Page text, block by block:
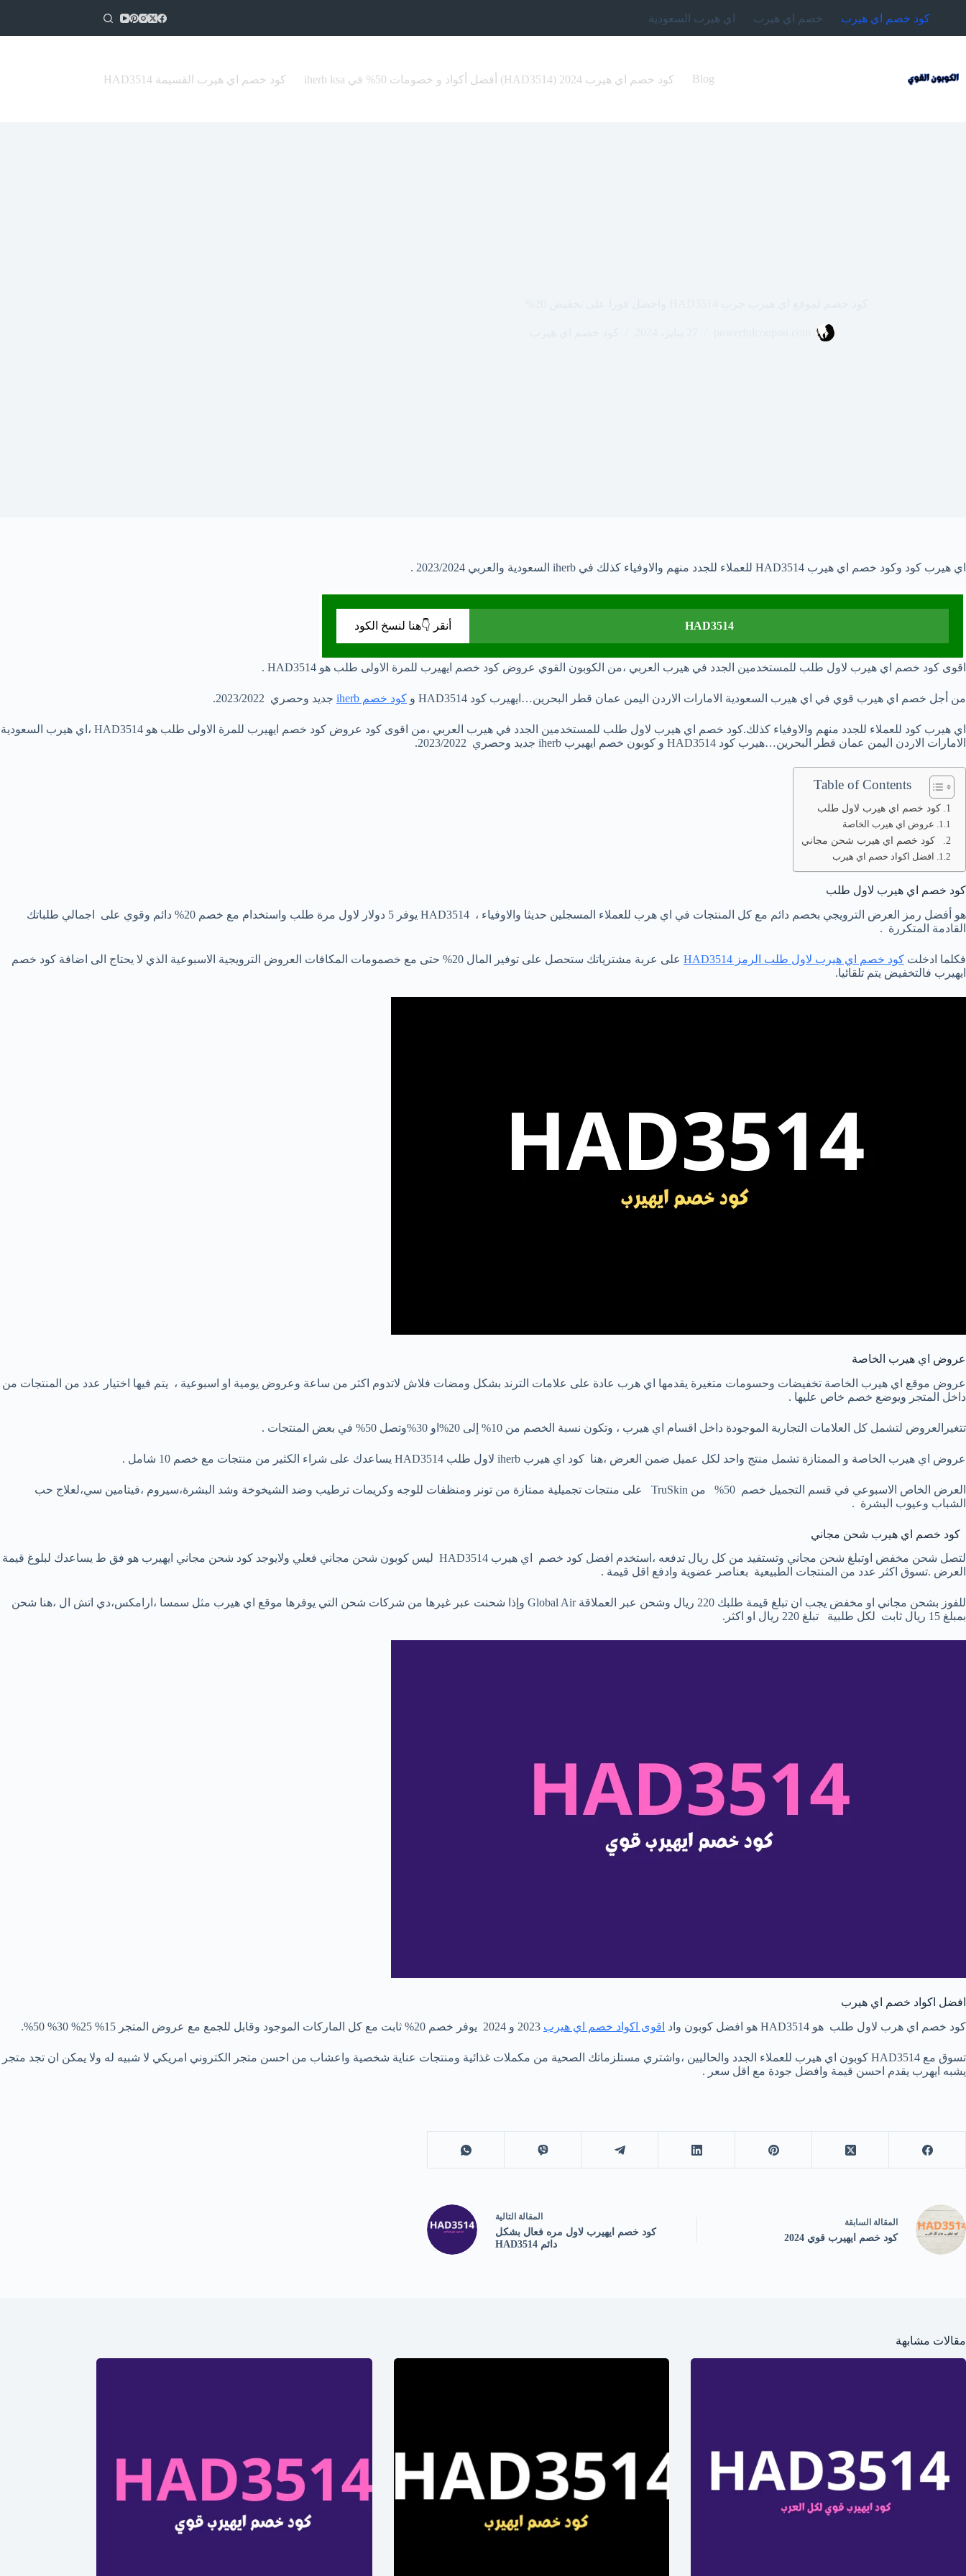
المحتوى
كود خصم اي هيرب خصم اي هيرب اي هيرب السعودية
Blog كود خصم اي هيرب 2024 (HAD3514) أفضل أكواد و خصومات 50% في iherb ksa كود خصم اي هيرب القسيمة HAD3514
اي هيرب كود وكود خصم اي هيرب HAD3514 للعملاء للجدد منهم والاوفياء كذلك في iherb السعودية والعربي 2023/2024 .
HAD3514 أنقر 👇هنا لنسخ الكود
اقوى كود خصم اي هيرب لاول طلب للمستخدمين الجدد في هيرب العربي ،من الكوبون القوي عروض كود خصم ايهيرب للمرة الاولى طلب هو HAD3514 .
من أجل خصم اي هيرب قوي في اي هيرب السعودية الامارات الاردن اليمن عمان قطر البحرين…ايهيرب كود HAD3514 و كود خصم iherb جديد وحصري 2023/2022.
اي هيرب كود للعملاء للجدد منهم والاوفياء كذلك.كود خصم اي هيرب لاول طلب للمستخدمين الجدد في هيرب العربي ،من اقوى كود عروض كود خصم ايهيرب للمرة الاولى طلب هو HAD3514 ،اي هيرب السعودية
الامارات الاردن اليمن عمان قطر البحرين…هيرب كود HAD3514 و كوبون خصم ايهيرب iherb جديد وحصري 2023/2022.
Table of Contents
كود خصم اي هيرب لاول طلب
عروض اي هيرب الخاصة
كود خصم اي هيرب شحن مجاني
افضل اكواد خصم اي هيرب
كود خصم اي هيرب لاول طلب
هو أفضل رمز العرض الترويجي بخصم دائم مع كل المنتجات في اي هرب للعملاء المسجلين حديثا والاوفياء ، HAD3514 يوفر 5 دولار لاول مرة طلب واستخدام مع خصم 20% دائم وقوي على اجمالي طلباتك
القادمة المتكررة .
فكلما ادخلت كود خصم اي هيرب لاول طلب الرمز HAD3514
على عربة مشترياتك ستحصل على توفير المال 20% حتى مع خصمومات المكافات العروض الترويجية الاسبوعية الذي لا يحتاج الى اضافة كود خصم
ايهيرب فالتخفيض يتم تلقائيا.
عروض اي هيرب الخاصة
عروض موقع اي هيرب الخاصة تخفيضات وحسومات متغيرة يقدمها اي هرب عادة على علامات الترند بشكل ومضات فلاش لاتدوم اكثر من ساعة وعروض يومية او اسبوعية ، يتم فيها اختيار عدد من المنتجات من
داخل المتجر ويوضع خصم خاص عليها .
تتغيرالعروض لتشمل كل العلامات التجارية الموجودة داخل اقسام اي هيرب ، وتكون نسبة الخصم من 10% إلى 20%او 30%وتصل 50% في بعض المنتجات .
عروض اي هيرب الخاصة و الممتازة تشمل منتج واحد لكل عميل ضمن العرض ،هنا كود اي هيرب iherb لاول طلب HAD3514 يساعدك على شراء الكثير من منتجات مع خصم 10 شامل .
العرض الخاص الاسبوعي في قسم التجميل خصم 50% من TruSkin على منتجات تجميلية ممتازة من تونر ومنظفات للوجه وكريمات ترطيب وضد الشيخوخة وشد البشرة،سيروم ،فيتامين سي،لعلاج حب
الشباب وعيوب البشرة .
كود خصم اي هيرب شحن مجاني
لتصل شحن مخفض اوتبلغ شحن مجاني وتستفيد من كل ريال تدفعه ،استخدم افضل كود خصم اي هيرب HAD3514 ليس كوبون شحن مجاني فعلي ولايوجد كود شحن مجاني ايهيرب هو فق ط يساعدك لبلوغ قيمة
العرض .تسوق اكثر عدد من المنتجات الطبيعية بعناصر عضوية وادفع اقل قيمة .
للفوز بشحن مجاني او مخفض يجب ان تبلغ قيمة طلبك 220 ريال وشحن عبر العملاقة Global Air وإذا شحنت عبر غيرها من شركات شحن التي يوفرها موقع اي هيرب مثل سمسا ،ارامكس،دي اتش ال ،هنا شحن
بمبلغ 15 ريال ثابت لكل طلبية تبلغ 220 ريال او اكثر.
افضل اكواد خصم اي هيرب
كود خصم اي هرب لاول طلب هو HAD3514 هو افضل كوبون واد
اقوى اكواد خصم اي هيرب
تسوق مع HAD3514 كوبون اي هيرب للعملاء الجدد والحاليين ،واشتري مستلزماتك الصحية من مكملات غذائية ومنتجات عناية شخصية واعشاب من احسن متجر الكتروني امريكي لا شبيه له ولا يمكن ان تجد متجر
يشبه ايهرب يقدم احسن قيمة وافضل جودة مع اقل سعر .
المقالة السابقة
كود خصم ايهيرب قوي 2024
المقالة التالية
كود خصم ايهيرب لاول مره فعال بشكل
دائم HAD3514
مقالات مشابهة